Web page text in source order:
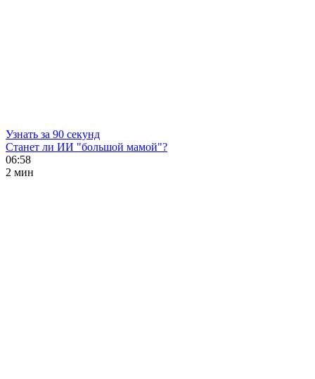
Узнать за 90 секунд
Станет ли ИИ "большой мамой"?
06:58
2 мин